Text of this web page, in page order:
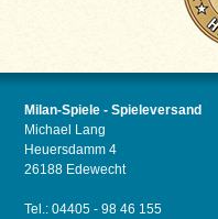
Milan-Spiele - Spieleversand
Michael Lang
Heuersdamm 4
26188 Edewecht
Tel.: 04405 - 98 46 155